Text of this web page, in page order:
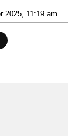
2025, 11:19 am